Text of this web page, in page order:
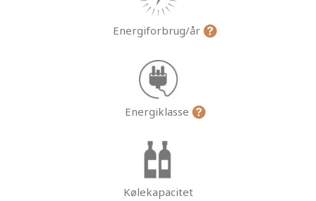
Energiforbrug/år
Energiklasse
Kølekapacitet